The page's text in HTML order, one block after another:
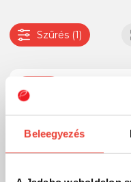
Beleegyezés
Szűrés (1)
-15%